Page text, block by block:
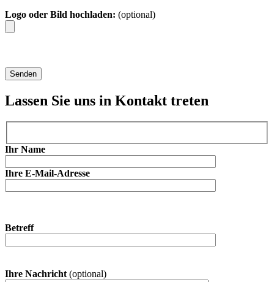
Logo oder Bild hochladen: (optional)
Lassen Sie uns in Kontakt treten
Ihr Name
Ihre E-Mail-Adresse
Betreff
Ihre Nachricht (optional)